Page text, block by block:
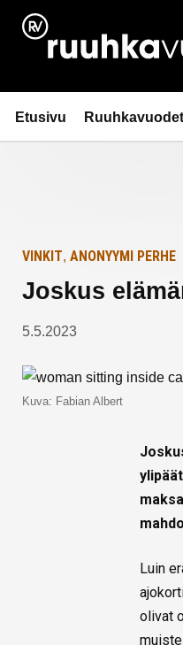
Siirry
sisältöön
Ruuhkavuodet.fi
Etusivu Ruuhkavuodet
Etusivulle
VINKIT, ANONYYMI PERHE
Joskus
5.5.2023
Kuva: Fabian Albert
Luin
olivat